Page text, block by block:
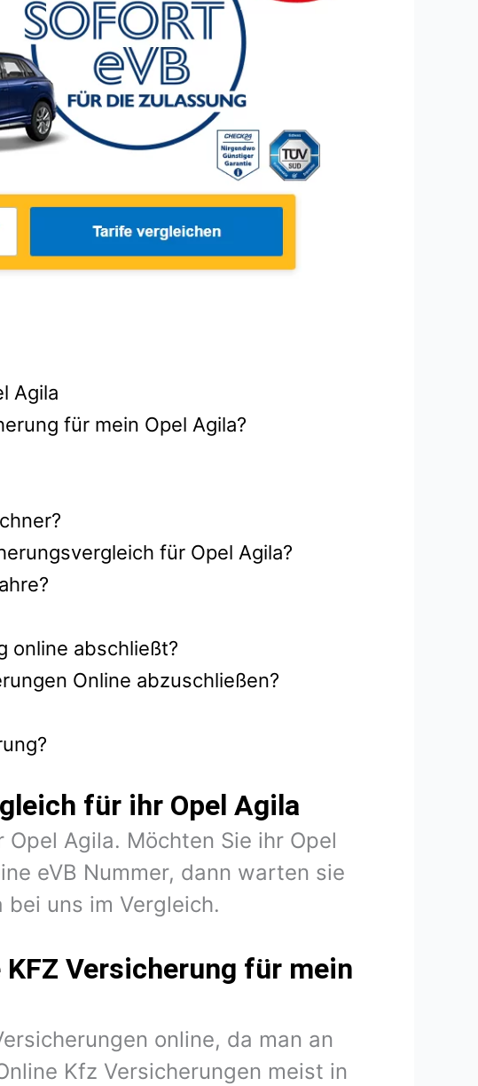
Agila
für mein Opel Agila?
für Opel Agila?
online abschließt?
Online abzuschließen?
für ihr Opel Agila
Agila. Möchten Sie ihr Opel
eVB Nummer, dann warten sie
uns im Vergleich.
Versicherung für mein
online, da man an
Kfz Versicherungen meist in